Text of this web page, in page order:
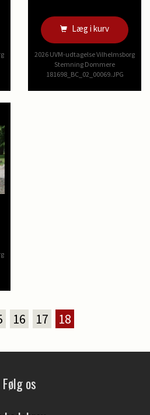
Læg i kurv
2026 UVM-udtagelse Vilhelmsborg
Stemning Dommere
181698_BC_02_00069.JPG
16 17 18
Følg os